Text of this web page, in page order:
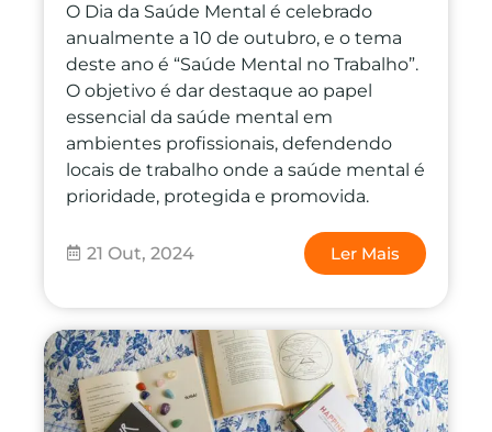
O Dia da Saúde Mental é celebrado
anualmente a 10 de outubro, e o tema
deste ano é “Saúde Mental no Trabalho”.
O objetivo é dar destaque ao papel
essencial da saúde mental em
ambientes profissionais, defendendo
locais de trabalho onde a saúde mental é
prioridade, protegida e promovida.
21 Out, 2024 Ler Mais